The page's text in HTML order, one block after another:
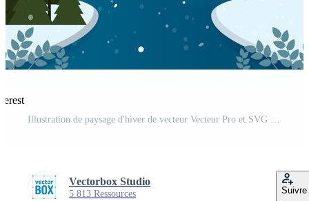
Vectorbox Studio
5 813 Ressources Suivre